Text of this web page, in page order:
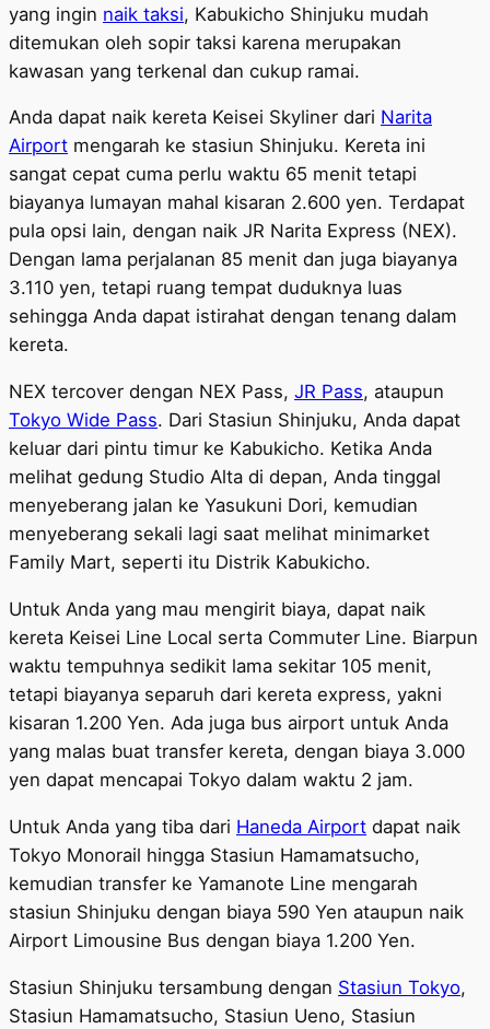
yang ingin naik taksi, Kabukicho Shinjuku mudah
ditemukan oleh sopir taksi karena merupakan
kawasan yang terkenal dan cukup ramai.
Anda dapat naik kereta Keisei Skyliner dari Narita
Airport mengarah ke stasiun Shinjuku. Kereta ini
sangat cepat cuma perlu waktu 65 menit tetapi
biayanya lumayan mahal kisaran 2.600 yen. Terdapat
pula opsi lain, dengan naik JR Narita Express (NEX).
Dengan lama perjalanan 85 menit dan juga biayanya
3.110 yen, tetapi ruang tempat duduknya luas
sehingga Anda dapat istirahat dengan tenang dalam
kereta.
NEX tercover dengan NEX Pass, JR Pass, ataupun
Tokyo Wide Pass. Dari Stasiun Shinjuku, Anda dapat
keluar dari pintu timur ke Kabukicho. Ketika Anda
melihat gedung Studio Alta di depan, Anda tinggal
menyeberang jalan ke Yasukuni Dori, kemudian
menyeberang sekali lagi saat melihat minimarket
Family Mart, seperti itu Distrik Kabukicho.
Untuk Anda yang mau mengirit biaya, dapat naik
kereta Keisei Line Local serta Commuter Line. Biarpun
waktu tempuhnya sedikit lama sekitar 105 menit,
tetapi biayanya separuh dari kereta express, yakni
kisaran 1.200 Yen. Ada juga bus airport untuk Anda
yang malas buat transfer kereta, dengan biaya 3.000
yen dapat mencapai Tokyo dalam waktu 2 jam.
Untuk Anda yang tiba dari Haneda Airport dapat naik
Tokyo Monorail hingga Stasiun Hamamatsucho,
kemudian transfer ke Yamanote Line mengarah
stasiun Shinjuku dengan biaya 590 Yen ataupun naik
Airport Limousine Bus dengan biaya 1.200 Yen.
Stasiun Shinjuku tersambung dengan Stasiun Tokyo,
Stasiun Hamamatsucho, Stasiun Ueno, Stasiun